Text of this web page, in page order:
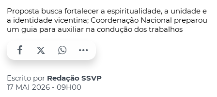
Proposta busca fortalecer a espiritualidade, a unidade e
a identidade vicentina; Coordenação Nacional preparou
um guia para auxiliar na condução dos trabalhos
Escrito por Redação SSVP
17 MAI 2026 - 09H00